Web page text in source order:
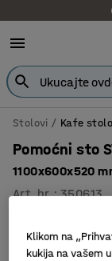
Stolovi Kafe
Pomoćni sto
1100x600x520
Art. br.:350613
Klikom na
kukija na vašem